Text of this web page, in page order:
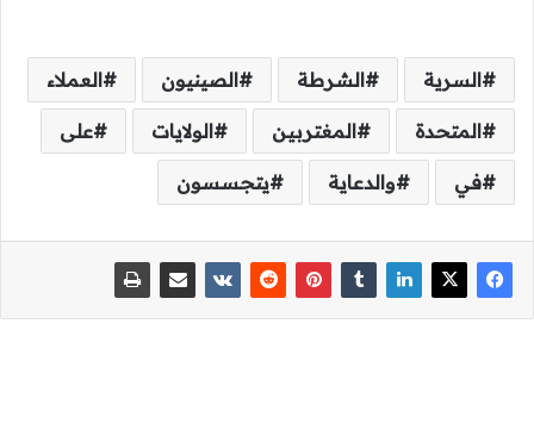
السرية الشرطة الصينيون العملاء
المتحدة المغتربين الولايات على
في والدعاية يتجسسون